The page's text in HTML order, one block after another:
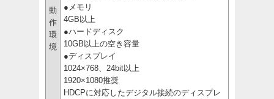
動
作
環
境
●メモリ
4GB以上
●ハードディスク
10GB以上の空き容量
●ディスプレイ
1024×768、24bit以上
1920×1080推奨
HDCPに対応したデジタル接続のディスプレ